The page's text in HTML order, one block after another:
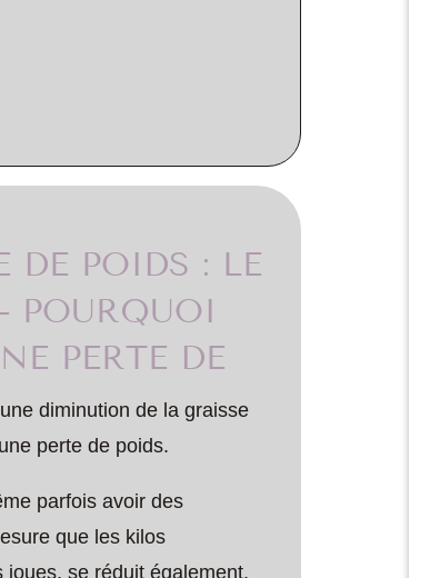
DE POIDS : LE
POURQUOI
PERTE DE
diminution de la graisse
perte de poids.
parfois avoir des
que les kilos
se réduit également.